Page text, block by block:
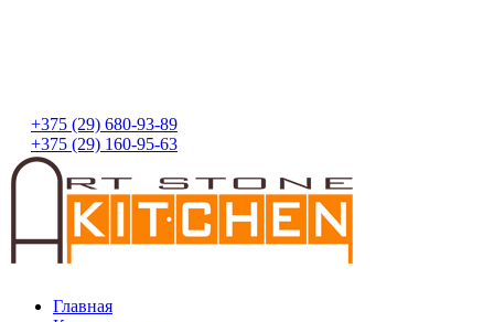
+375 (29) 680-93-89
+375 (29) 160-95-63
Главная